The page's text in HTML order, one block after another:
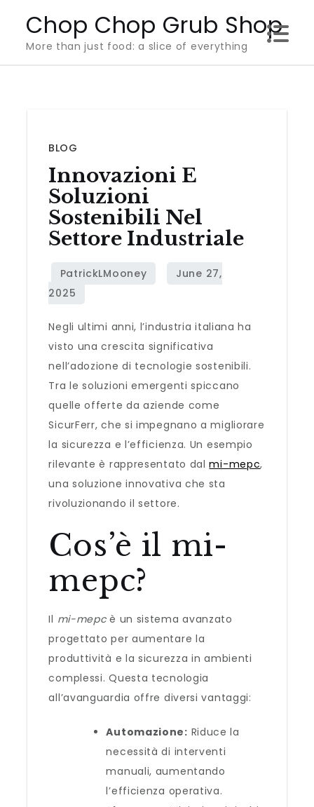
content
Chop Chop Grub Shop
More than just food: a slice of everything
BLOG
Innovazioni E
Soluzioni
Sostenibili Nel
Settore Industriale
Negli ultimi anni, l’industria italiana ha
visto una crescita significativa
nell’adozione di tecnologie sostenibili.
Tra le soluzioni emergenti spiccano
quelle offerte da aziende come
SicurFerr, che si impegnano a migliorare
la sicurezza e l’efficienza. Un esempio
rilevante è rappresentato dalmi-mepc,
una soluzione innovativa che sta
rivoluzionando il settore.
Cos’è il mi-
mepc?
Il mi-mepcè un sistema avanzato
progettato per aumentare la
produttività e la sicurezza in ambienti
complessi. Questa tecnologia
all’avanguardia offre diversi vantaggi:
Automazione: Riduce la
necessità di interventi
manuali, aumentando
l’efficienza operativa.